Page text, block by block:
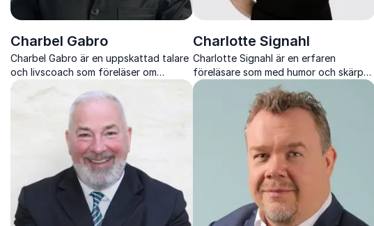
Charbel Gabro
Charbel Gabro är en uppskattad talare
och livscoach som föreläser om
mångfald, integration och hur vi kan
övervinna utanförskap genom att
bygga starkare gemenskaper.
Charlotte Signahl
Charlotte Signahl är en erfaren
föreläsare som med humor och skärpa
belyser viktiga ämnen som mångfald,
jämställdhet och mänskliga rättigheter.